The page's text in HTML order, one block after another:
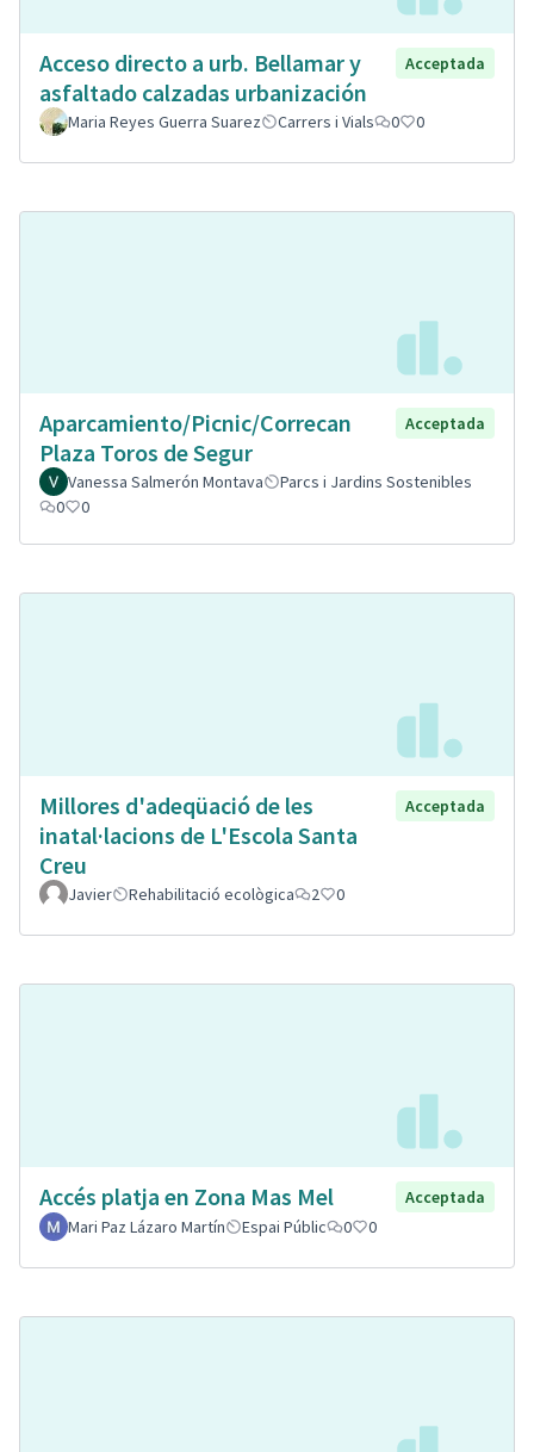
Acceso directo a urb. Bellamar y
asfaltado calzadas urbanización
Acceptada
Maria Reyes Guerra Suarez Carrers i Vials 0 0
Aparcamiento/Picnic/Correcan
Plaza Toros de Segur
Acceptada
Vanessa Salmerón Montava
Parcs i Jardins Sostenibles
0
0
Millores d'adeqüació de les
inatal·lacions de L'Escola Santa
Creu
Acceptada
Javier Rehabilitació ecològica 2 0
Accés platja en Zona Mas Mel
Acceptada
Mari Paz Lázaro Martín
Espai Públic 0 0